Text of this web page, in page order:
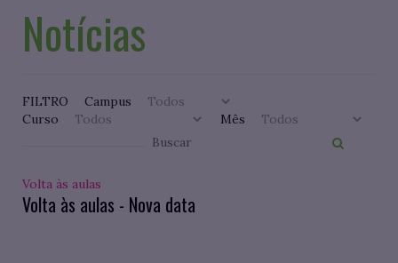
Notícias
FILTRO
Campus
Curso
Mês
Volta às aulas
Volta às aulas - Nova data